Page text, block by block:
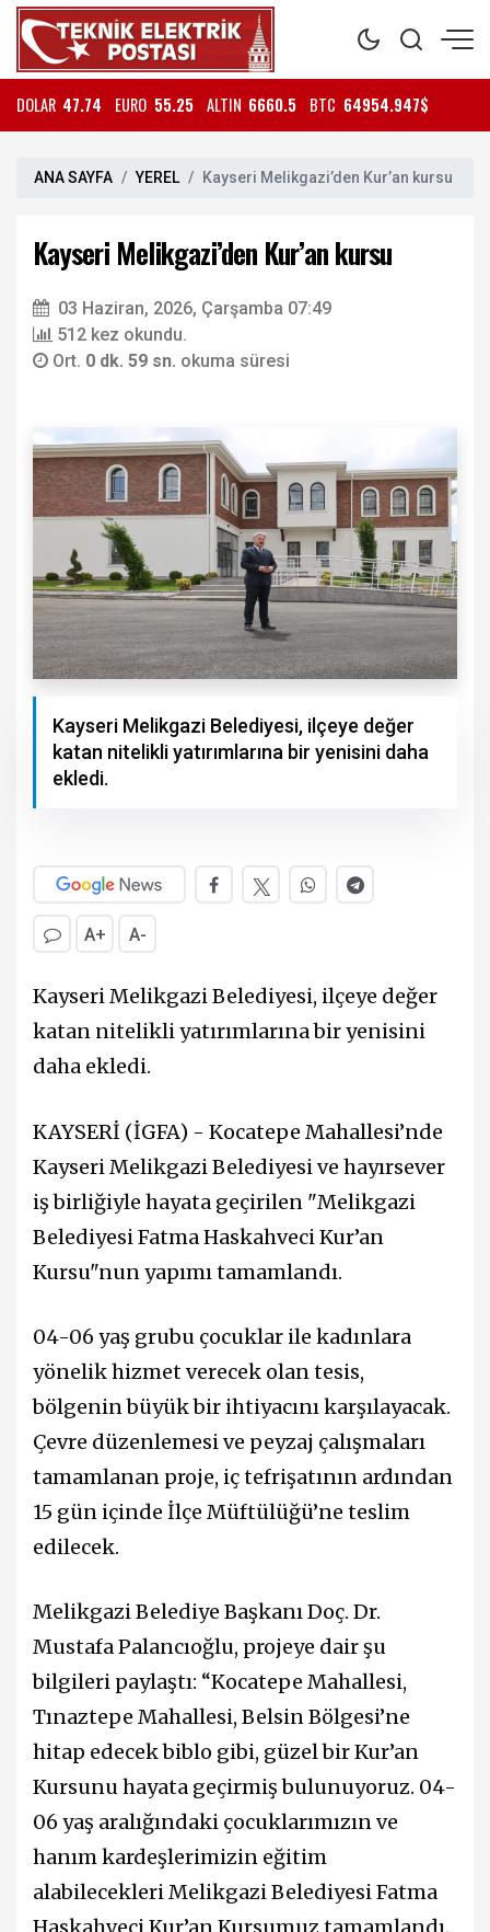
DOLAR 47.74 EURO 55.25 ALTIN 6660.5 BTC 64954.947$
ANA SAYFA YEREL Kayseri Melikgazi’den Kur’an kursu
Kayseri Melikgazi’den Kur’an kursu
03 Haziran, 2026, Çarşamba 07:49
512 kez okundu.
Ort. 0 dk. 59 sn. okuma süresi
Kayseri Melikgazi Belediyesi, ilçeye değer
katan nitelikli yatırımlarına bir yenisini daha
ekledi.
A+ A-
Kayseri Melikgazi Belediyesi, ilçeye değer
katan nitelikli yatırımlarına bir yenisini
daha ekledi.
KAYSERİ (İGFA) - Kocatepe Mahallesi’nde
Kayseri Melikgazi Belediyesi ve hayırsever
iş birliğiyle hayata geçirilen "Melikgazi
Belediyesi Fatma Haskahveci Kur’an
Kursu"nun yapımı tamamlandı.
04-06 yaş grubu çocuklar ile kadınlara
yönelik hizmet verecek olan tesis,
bölgenin büyük bir ihtiyacını karşılayacak.
Çevre düzenlemesi ve peyzaj çalışmaları
tamamlanan proje, iç tefrişatının ardından
15 gün içinde İlçe Müftülüğü’ne teslim
edilecek.
Melikgazi Belediye Başkanı Doç. Dr.
Mustafa Palancıoğlu, projeye dair şu
bilgileri paylaştı: “Kocatepe Mahallesi,
Tınaztepe Mahallesi, Belsin Bölgesi’ne
hitap edecek biblo gibi, güzel bir Kur’an
Kursunu hayata geçirmiş bulunuyoruz. 04-
06 yaş aralığındaki çocuklarımızın ve
hanım kardeşlerimizin eğitim
alabilecekleri Melikgazi Belediyesi Fatma